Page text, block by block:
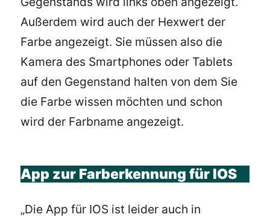
Außerdem wird auch der Hexwert der
Farbe angezeigt. Sie müssen also die
Kamera des Smartphones oder Tablets
auf den Gegenstand halten von dem Sie
die Farbe wissen möchten und schon
wird der Farbname angezeigt.
App zur Farberkennung für IOS
„Die App für IOS ist leider auch in